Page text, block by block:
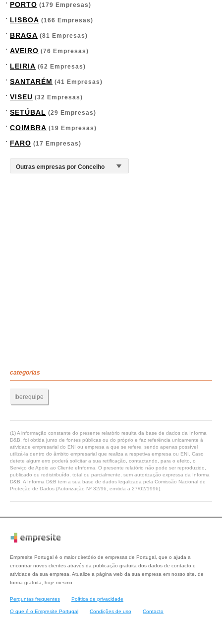
PORTO (179 Empresas)
LISBOA (166 Empresas)
BRAGA (81 Empresas)
AVEIRO (76 Empresas)
LEIRIA (62 Empresas)
SANTARÉM (41 Empresas)
VISEU (32 Empresas)
SETÚBAL (29 Empresas)
COIMBRA (19 Empresas)
FARO (17 Empresas)
categorias
Iberequipe
(1) A informação constante do presente relatório resulta da base de dados da Informa
D&B, foi obtida junto de fontes públicas ou do próprio e faz referência unicamente à
atividade empresarial do ENI ou empresa a que se refere, sendo apenas possível
utilizá-la dentro do âmbito empresarial que realiza a respetiva empresa ou ENI. Caso
detete algum erro poderá solicitar a sua retificação, contactando, para o efeito, o
Serviço de Apoio ao Cliente eInforma. O presente relatório não pode ser reproduzido,
publicado ou redistribuído, total ou parcialmente, sem autorização expressa da Informa
D&B. A Informa D&B tem a sua base de dados legalizada pela Comissão Nacional de
Proteção de Dados (Autorização Nº 32/96, emitida a 27/02/1996).
Empresite Portugal é o maior diretório de empresas de Portugal, que o ajuda a
encontrar novos clientes através da publicação gratuita dos dados de contacto e
atividade da sua empresa. Atualize a página web da sua empresa em nosso site, de
forma gratuita, hoje mesmo.
Perguntas frequentes Política de privacidade
O que é o Empresite Portugal Condições de uso Contacto